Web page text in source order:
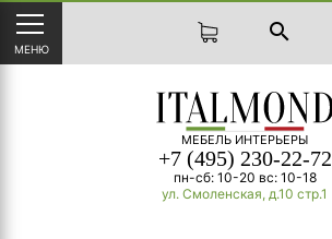
МЕНЮ
search
МЕБЕЛЬ ИНТЕРЬЕРЫ
+7 (495) 230-22-72
пн-сб: 10-20 вс: 10-18
ул. Смоленская, д.10 стр.1